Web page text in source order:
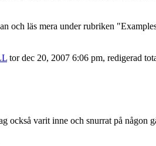
och läs mera under rubriken
tor dec 20, 2007 6:06 pm, redigerad
också varit inne och snurrat på någon